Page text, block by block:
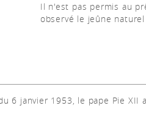
Il n'est pas permis au
observé le jeûne
6 janvier 1953, le pape Pie XII